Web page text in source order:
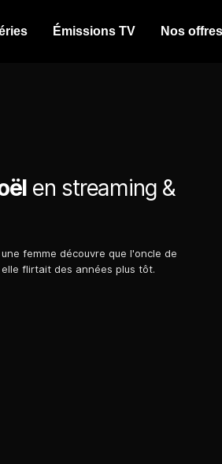
Émissions TV Nos offres
en streaming &
femme découvre que l'oncle de
flirtait des années plus tôt.